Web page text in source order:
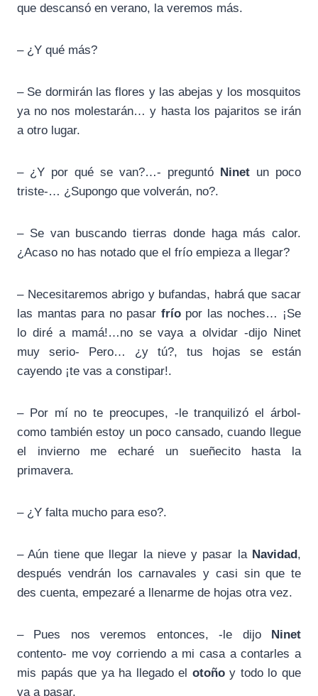
que descansó en verano, la veremos más.
– ¿Y qué más?
– Se dormirán las flores y las abejas y los mosquitos
ya no nos molestarán… y hasta los pajaritos se irán
a otro lugar.
– ¿Y por qué se van?…- preguntó Ninet un poco
triste-… ¿Supongo que volverán, no?.
– Se van buscando tierras donde haga más calor.
¿Acaso no has notado que el frío empieza a llegar?
– Necesitaremos abrigo y bufandas, habrá que sacar
las mantas para no pasar fríopor las noches… ¡Se
lo diré a mamá!…no se vaya a olvidar -dijo Ninet
muy serio- Pero… ¿y tú?, tus hojas se están
cayendo ¡te vas a constipar!.
– Por mí no te preocupes, -le tranquilizó el árbol-
como también estoy un poco cansado, cuando llegue
el invierno me echaré un sueñecito hasta la
primavera.
– ¿Y falta mucho para eso?.
– Aún tiene que llegar la nieve y pasar la Navidad,
después vendrán los carnavales y casi sin que te
des cuenta, empezaré a llenarme de hojas otra vez.
– Pues nos veremos entonces, -le dijo Ninet
contento- me voy corriendo a mi casa a contarles a
mis papás que ya ha llegado el otoñoy todo lo que
va a pasar.